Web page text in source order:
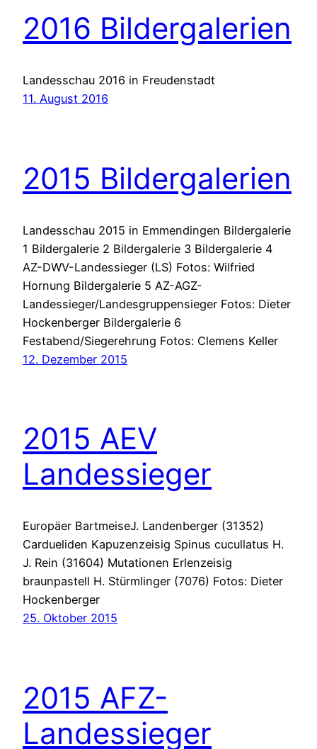
2016 Bildergalerien
Landesschau 2016 in Freudenstadt
11. August 2016
2015 Bildergalerien
Landesschau 2015 in Emmendingen Bildergalerie
1 Bildergalerie 2 Bildergalerie 3 Bildergalerie 4
AZ-DWV-Landessieger (LS) Fotos: Wilfried
Hornung Bildergalerie 5 AZ-AGZ-
Landessieger/Landesgruppensieger Fotos: Dieter
Hockenberger Bildergalerie 6
Festabend/Siegerehrung Fotos: Clemens Keller
12. Dezember 2015
2015 AEV
Landessieger
Europäer BartmeiseJ. Landenberger (31352)
Cardueliden Kapuzenzeisig Spinus cucullatus H.
J. Rein (31604) Mutationen Erlenzeisig
braunpastell H. Stürmlinger (7076) Fotos: Dieter
Hockenberger
25. Oktober 2015
2015 AFZ-
Landessieger